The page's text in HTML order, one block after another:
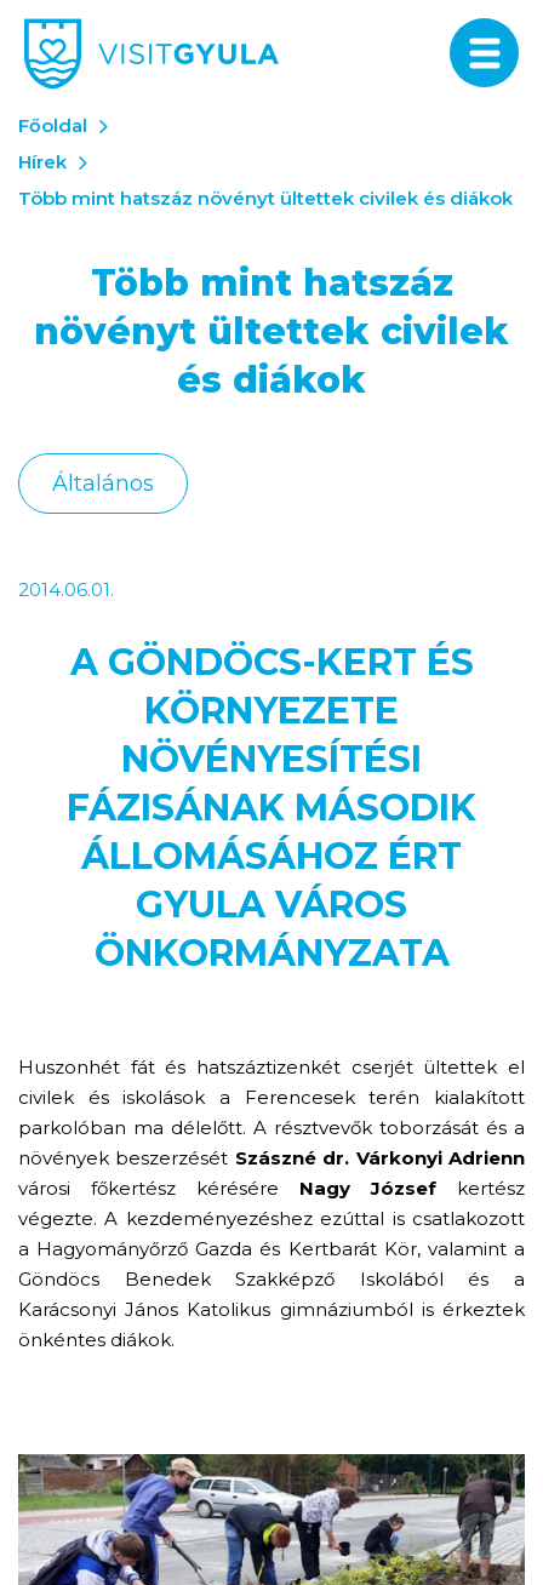
Főoldal
Hírek
Több mint hatszáz növényt ültettek civilek és diákok
Több mint hatszáz
növényt ültettek civilek
és diákok
Általános
2014.06.01.
A GÖNDÖCS-KERT ÉS
KÖRNYEZETE
NÖVÉNYESÍTÉSI
FÁZISÁNAK MÁSODIK
ÁLLOMÁSÁHOZ ÉRT
GYULA VÁROS
ÖNKORMÁNYZATA
Huszonhét fát és hatszáztizenkét cserjét ültettek el
civilek és iskolások a Ferencesek terén kialakított
parkolóban ma délelőtt. A résztvevők toborzását és a
növények beszerzését Szászné dr. Várkonyi Adrienn
városi főkertész kérésére Nagy József kertész
végezte. A kezdeményezéshez ezúttal is csatlakozott
a Hagyományőrző Gazda és Kertbarát Kör, valamint a
Göndöcs Benedek Szakképző Iskolából és a
Karácsonyi János Katolikus gimnáziumból is érkeztek
önkéntes diákok.